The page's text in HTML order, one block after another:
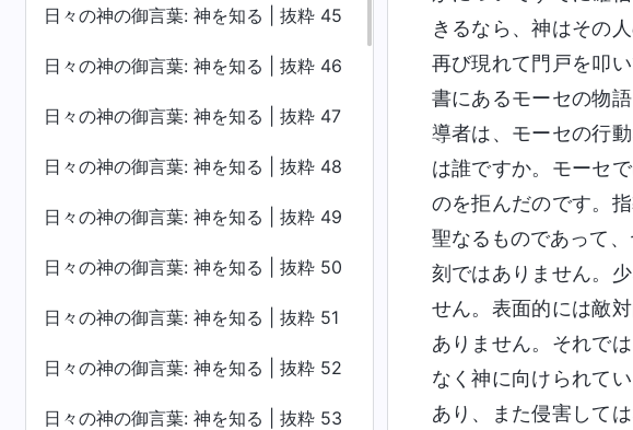
日々の神の御言葉: 神を知る | 抜粋 45
日々の神の御言葉: 神を知る | 抜粋 46
日々の神の御言葉: 神を知る | 抜粋 47
日々の神の御言葉: 神を知る | 抜粋 48
日々の神の御言葉: 神を知る | 抜粋 49
日々の神の御言葉: 神を知る | 抜粋 50
日々の神の御言葉: 神を知る | 抜粋 51
日々の神の御言葉: 神を知る | 抜粋 52
日々の神の御言葉: 神を知る | 抜粋 53
きるなら、神はその
再び現れて門戸を叩
書にあるモーセの物
導者は、モーセの行
は誰ですか。モーセ
のを拒んだのです。
聖なるものであって
刻ではありません。
せん。表面的には敵
ありません。それで
なく神に向けられて
あり、また侵害して